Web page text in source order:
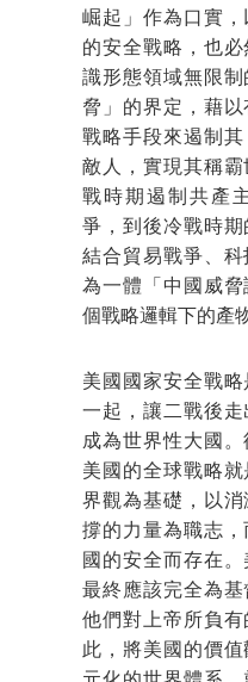
崛起」作為口實
的安全戰略，也
識形態領域無限
脅」的界定，藉
戰略手段來遏制
敵人，實現其稱
戰時期遏制共產
爭，到後冷戰時
結合貿易戰爭、
為一體「中國威
個戰略邏輯下的產
美國國家安全戰
一起，讓二戰後
成為世界性大國。
美國的全球戰略
界觀為基礎，以
撐的力量為職志
國的安全而存在
最終應該完全為
他們對上帝所負
此，將美國的價